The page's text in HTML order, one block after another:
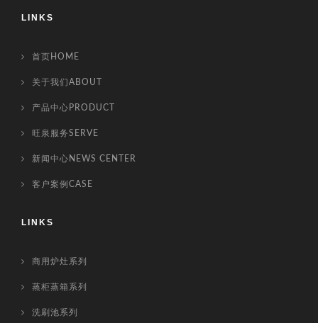
LINKS
首页HOME
关于我们ABOUT
产品中心PRODUCT
旺泉服务SERVE
新闻中心NEWS CENTER
客户案例CASE
LINKS
商用炉灶系列
蒸柜蒸箱系列
洗刷池系列